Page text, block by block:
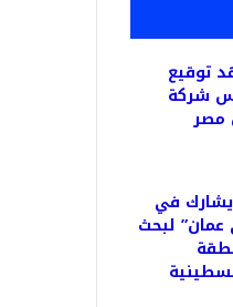
توقيع
شركة
مصر
في
عمان” لبحث